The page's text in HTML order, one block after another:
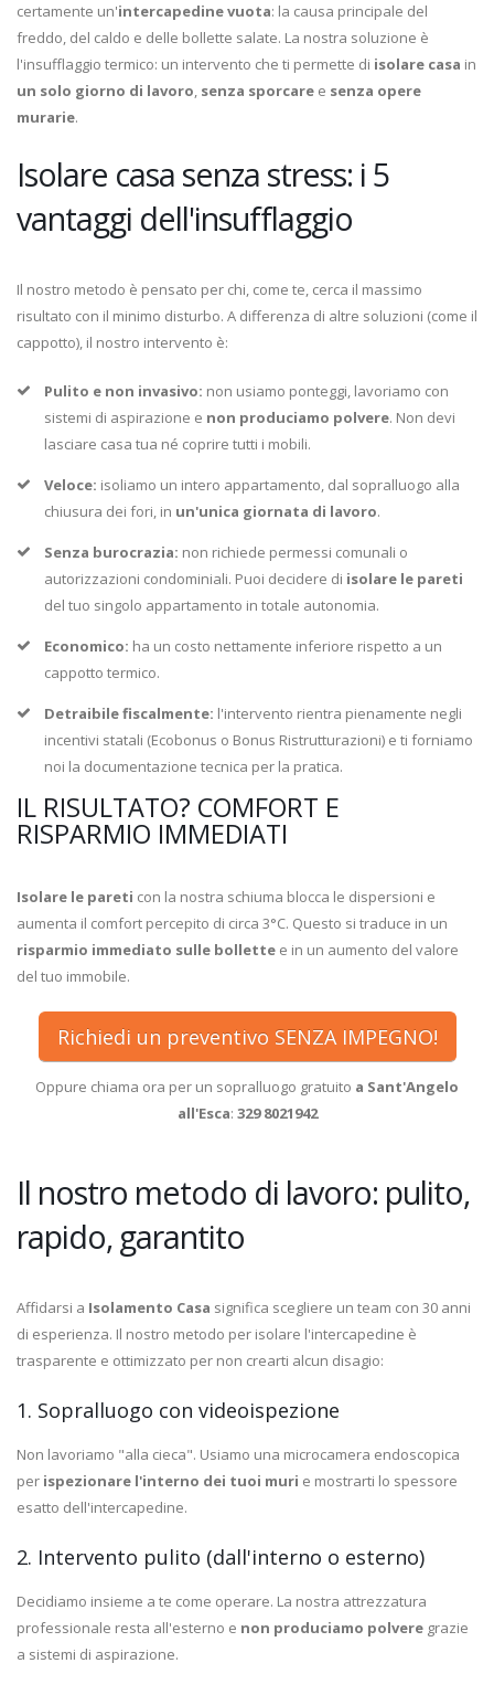
certamente un'intercapedine vuota: la causa principale del
freddo, del caldo e delle bollette salate. La nostra soluzione è
l'insufflaggio termico: un intervento che ti permette di isolare casa in
un solo giorno di lavoro, senza sporcare e senza opere
murarie.
Isolare casa senza stress: i 5
vantaggi dell'insufflaggio
Il nostro metodo è pensato per chi, come te, cerca il massimo
risultato con il minimo disturbo. A differenza di altre soluzioni (come il
cappotto), il nostro intervento è:
Pulito e non invasivo: non usiamo ponteggi, lavoriamo con
sistemi di aspirazione e non produciamo polvere. Non devi
lasciare casa tua né coprire tutti i mobili.
Veloce: isoliamo un intero appartamento, dal sopralluogo alla
chiusura dei fori, in un'unica giornata di lavoro.
Senza burocrazia: non richiede permessi comunali o
autorizzazioni condominiali. Puoi decidere di isolare le pareti
del tuo singolo appartamento in totale autonomia.
Economico: ha un costo nettamente inferiore rispetto a un
cappotto termico.
Detraibile fiscalmente: l'intervento rientra pienamente negli
incentivi statali (Ecobonus o Bonus Ristrutturazioni) e ti forniamo
noi la documentazione tecnica per la pratica.
IL RISULTATO? COMFORT E
RISPARMIO IMMEDIATI
Isolare le pareti con la nostra schiuma blocca le dispersioni e
aumenta il comfort percepito di circa 3°C. Questo si traduce in un
risparmio immediato sulle bollette e in un aumento del valore
del tuo immobile.
Richiedi un preventivo SENZA IMPEGNO!
Oppure chiama ora per un sopralluogo gratuito a Sant'Angelo
all'Esca: 329 8021942
Il nostro metodo di lavoro: pulito,
rapido, garantito
Affidarsi a Isolamento Casa significa scegliere un team con 30 anni
di esperienza. Il nostro metodo per isolare l'intercapedine è
trasparente e ottimizzato per non crearti alcun disagio:
1. Sopralluogo con videoispezione
Non lavoriamo "alla cieca". Usiamo una microcamera endoscopica
per ispezionare l'interno dei tuoi muri e mostrarti lo spessore
esatto dell'intercapedine.
2. Intervento pulito (dall'interno o esterno)
Decidiamo insieme a te come operare. La nostra attrezzatura
professionale resta all'esterno e non produciamo polvere grazie
a sistemi di aspirazione.